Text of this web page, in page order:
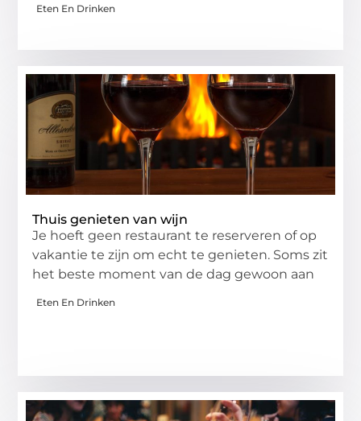
Eten En Drinken
Thuis genieten van wijn
Je hoeft geen restaurant te reserveren of op
vakantie te zijn om echt te genieten. Soms zit
het beste moment van de dag gewoon aan
Eten En Drinken